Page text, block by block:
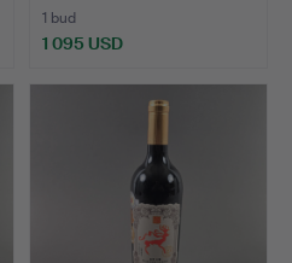
1 bud
1 095 USD